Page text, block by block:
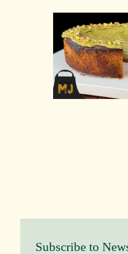
Subscribe to